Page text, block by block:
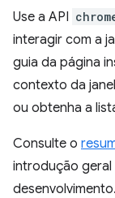
Use a API
interagir com a
guia da página
contexto da
ou obtenha a
Consulte o
introdução geral
desenvolvimento.